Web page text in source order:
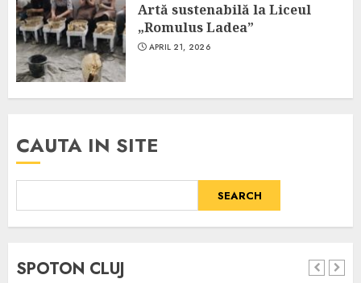
Artă sustenabilă la Liceul
„Romulus Ladea”
APRIL 21, 2026
CAUTA IN SITE
SEARCH
SPOTON CLUJ